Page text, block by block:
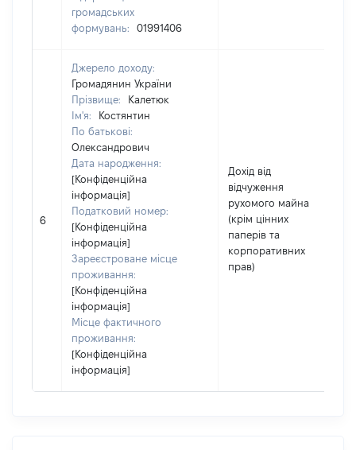
громадських
формувань:
01991406
6
Джерело доходу:
Громадянин України
Прізвище:
Калетюк
Ім'я:
Костянтин
По батькові:
Олександрович
Дата народження:
[Конфіденційна
інформація]
Податковий номер:
[Конфіденційна
інформація]
Зареєстроване місце
проживання:
[Конфіденційна
інформація]
Місце фактичного
проживання:
[Конфіденційна
інформація]
Дохід від
відчуження
рухомого майна
(крім цінних
паперів та
корпоративних
прав)